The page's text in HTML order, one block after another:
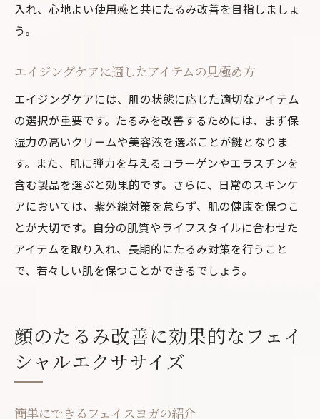
入れ、心地よい使用感と共にたるみ改善を目指しましょ
う。
エイジングケアに適したアイテムの見極め方
エイジングケアには、肌の状態に応じた適切なアイテム
の選択が重要です。たるみを改善するためには、まず保
湿力の高いクリームや美容液を選ぶことが鍵となりま
す。また、肌に弾力を与えるコラーゲンやエラスチンを
含む製品を選ぶと効果的です。さらに、日常のスキンケ
アにおいては、紫外線対策を怠らず、肌の健康を保つこ
とが大切です。自分の肌質やライフスタイルに合わせた
アイテムを取り入れ、長期的にたるみ対策を行うこと
で、若々しい肌を保つことができるでしょう。
顔のたるみ改善に効果的なフェイ
シャルエクササイズ
簡単にできるフェイスヨガの紹介